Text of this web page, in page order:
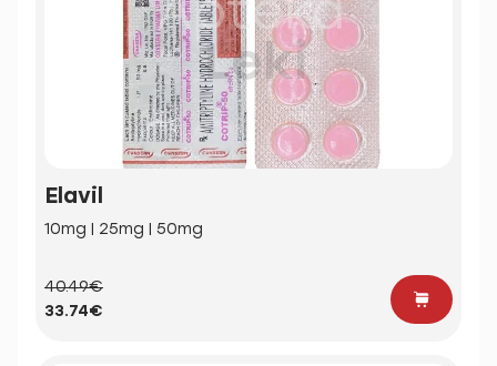
Elavil
10mg | 25mg | 50mg
40.49€
33.74€